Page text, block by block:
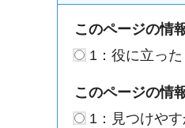
このページの情
1：役に立った
このページの情
1：見つけや